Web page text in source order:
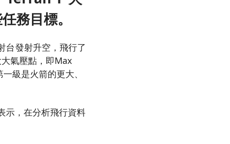
務目標。
台發射升空，飛行了
氣壓點，即Max
級是火箭的更大、
示，在分析飛行資料